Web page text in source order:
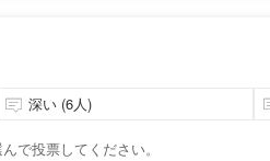
深い (6人)
で投票してください。